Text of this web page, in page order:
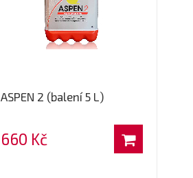
ASPEN 2 (balení 5 L)
660 Kč